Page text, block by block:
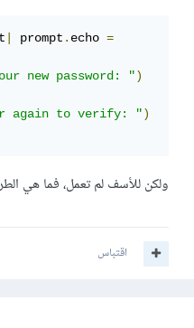
prompt.echo =
new password: ")
again to verify: ")
ولكن للأسف لم تعمل، فما هي
اقتباس